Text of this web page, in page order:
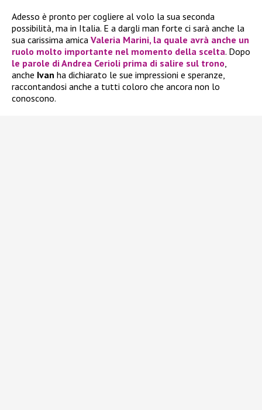
Adesso è pronto per cogliere al volo la sua seconda
possibilità, ma in Italia. E a dargli man forte ci sarà anche la
sua carissima amica Valeria Marini, la quale avrà anche un
ruolo molto importante nel momento della scelta. Dopo
le parole diAndrea Cerioli prima di salire sul trono,
anche Ivan ha dichiarato le sue impressioni e speranze,
raccontandosi anche a tutti coloro che ancora non lo
conoscono.